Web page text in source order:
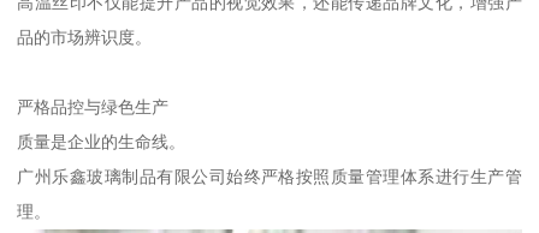
品的市场辨识度。
严格品控与绿色生产
质量是企业的生命线。
广州乐鑫玻璃制品有限公司始终严格按照质量管理体系进行生产管
理。